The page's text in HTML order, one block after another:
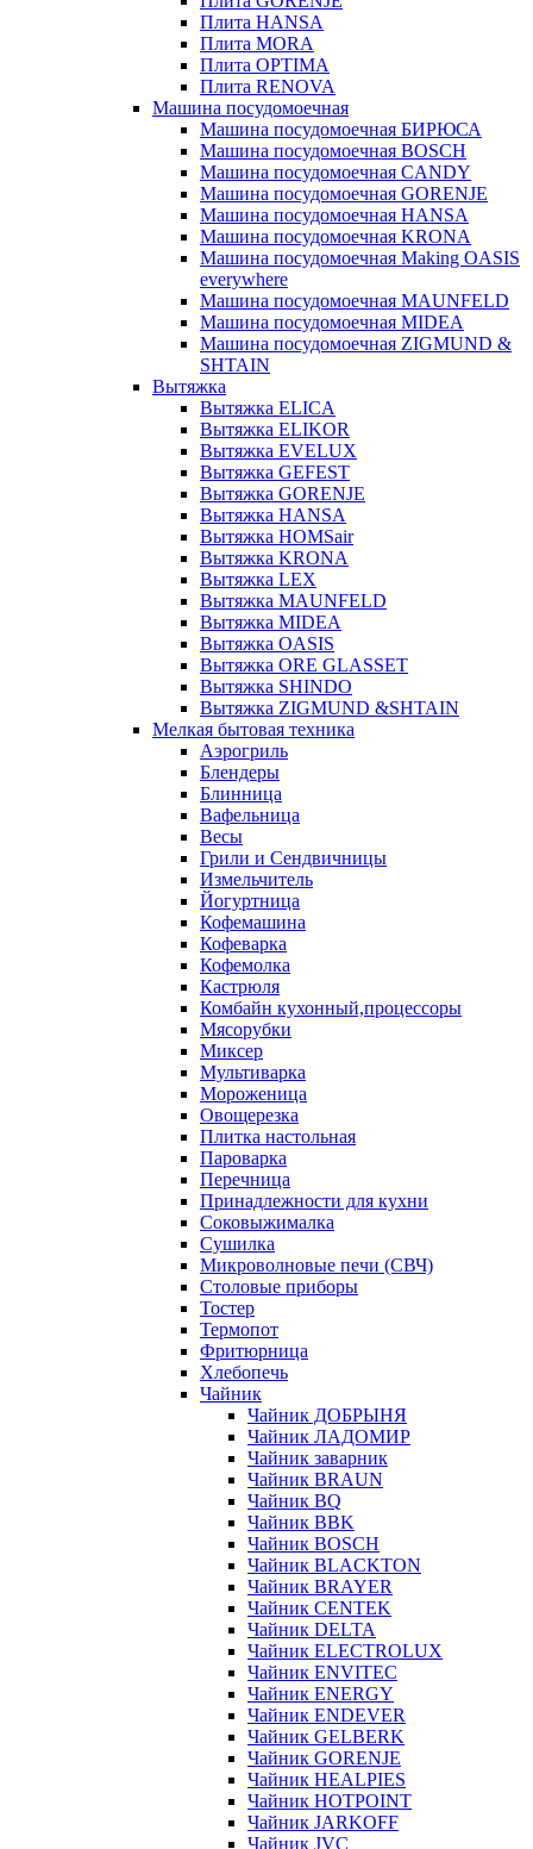
Плита HANSA
Плита MORA
Плита OPTIMA
Плита RENOVA
Машина посудомоечная
Машина посудомоечная БИРЮСА
Машина посудомоечная BOSCH
Машина посудомоечная CANDY
Машина посудомоечная GORENJE
Машина посудомоечная HANSA
Машина посудомоечная KRONA
Машина посудомоечная Making OASIS
everywhere
Машина посудомоечная MAUNFELD
Машина посудомоечная MIDEA
Машина посудомоечная ZIGMUND &
SHTAIN
Вытяжка
Вытяжка ELICA
Вытяжка ELIKOR
Вытяжка EVELUX
Вытяжка GEFEST
Вытяжка GORENJE
Вытяжка HANSA
Вытяжка HOMSair
Вытяжка KRONA
Вытяжка LEX
Вытяжка MAUNFELD
Вытяжка MIDEA
Вытяжка OASIS
Вытяжка ORE GLASSET
Вытяжка SHINDO
Вытяжка ZIGMUND &SHTAIN
Мелкая бытовая техника
Аэрогриль
Блендеры
Блинница
Вафельница
Весы
Грили и Сендвичницы
Измельчитель
Йогуртница
Кофемашина
Кофеварка
Кофемолка
Кастрюля
Комбайн кухонный,процессоры
Мясорубки
Миксер
Мультиварка
Мороженица
Овощерезка
Плитка настольная
Пароварка
Перечница
Принадлежности для кухни
Соковыжималка
Сушилка
Микроволновые печи (СВЧ)
Столовые приборы
Тостер
Термопот
Фритюрница
Хлебопечь
Чайник
Чайник ДОБРЫНЯ
Чайник ЛАДОМИР
Чайник заварник
Чайник BRAUN
Чайник BQ
Чайник BBK
Чайник BOSCH
Чайник BLACKTON
Чайник BRAYER
Чайник CENTEK
Чайник DELTA
Чайник ELECTROLUX
Чайник ENVITEC
Чайник ENERGY
Чайник ENDEVER
Чайник GELBERK
Чайник GORENJE
Чайник HEALPIES
Чайник HOTPOINT
Чайник JARKOFF
Чайник JVC